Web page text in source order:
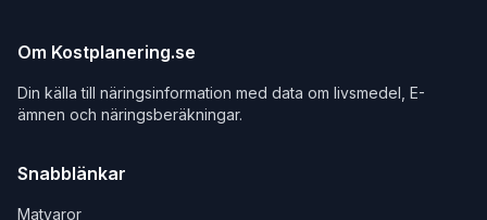
Om Kostplanering.se
Din källa till näringsinformation med data om livsmedel, E-
ämnen och näringsberäkningar.
Snabblänkar
Matvaror